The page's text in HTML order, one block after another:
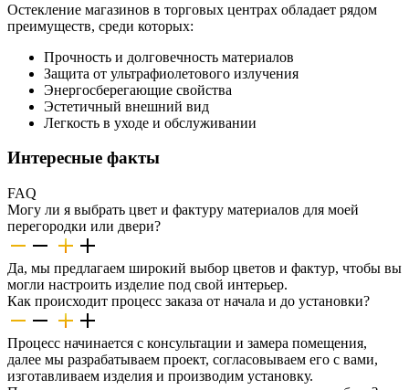
Остекление магазинов в торговых центрах обладает рядом
преимуществ, среди которых:
Прочность и долговечность материалов
Защита от ультрафиолетового излучения
Энергосберегающие свойства
Эстетичный внешний вид
Легкость в уходе и обслуживании
Интересные факты
FAQ
Могу ли я выбрать цвет и фактуру материалов для моей
перегородки или двери?
Да, мы предлагаем широкий выбор цветов и фактур, чтобы вы
могли настроить изделие под свой интерьер.
Как происходит процесс заказа от начала и до установки?
Процесс начинается с консультации и замера помещения,
далее мы разрабатываем проект, согласовываем его с вами,
изготавливаем изделия и производим установку.